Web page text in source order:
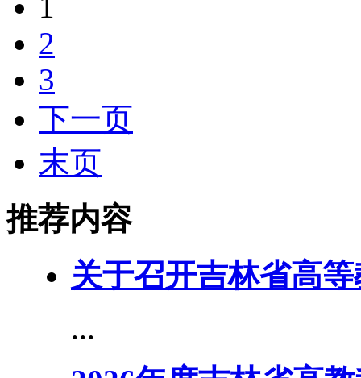
2
3
下一页
末页
推荐内容
关于召开吉林省高
...